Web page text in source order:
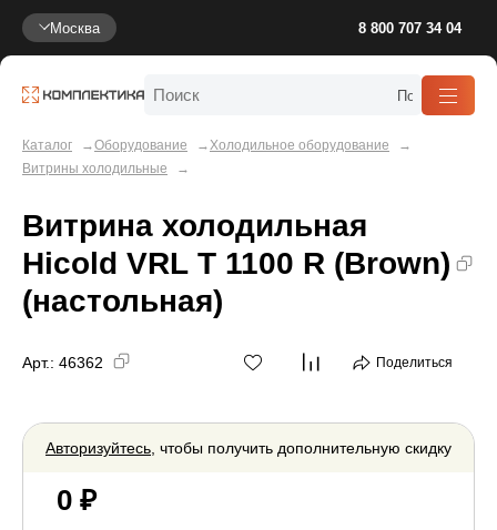
Москва 8 800 707 34 04
Каталог Оборудование
Холодильное оборудование
Витрины холодильные
Витрина холодильная
Hicold VRL T 1100 R (Brown)
(настольная)
Арт.: 46362 Поделиться
Авторизуйтесь, чтобы получить дополнительную скидку
0 ₽